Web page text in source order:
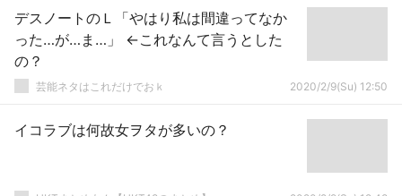
デスノートのＬ「やはり私は間違ってなか
った…が…ま…」 ←これなんて言うとした
の？
芸能ネタはこれだけでおｋ 2020/2/9(Su) 12:50
イコラブは何故女ヲタが多いの？